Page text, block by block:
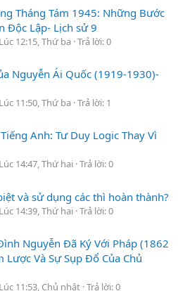
Tháng Tám 1945: Những Bước
Độc Lập- Lịch sử 9
Lúc 12:15, Thứ ba Trả lời: 0
Nguyễn Ái Quốc (1919-1930)-
Lúc 11:50, Thứ ba Trả lời: 1
Anh: Tư Duy Logic Thay Vì
Lúc 14:47, Thứ hai Trả lời: 0
và sử dụng các thì hoàn thành?
Lúc 14:39, Thứ hai Trả lời: 0
Nguyễn Đã Ký Với Pháp (1862
Lược Và Sự Sụp Đổ Của Chủ
Lúc 11:53, Chủ nhật Trả lời: 0